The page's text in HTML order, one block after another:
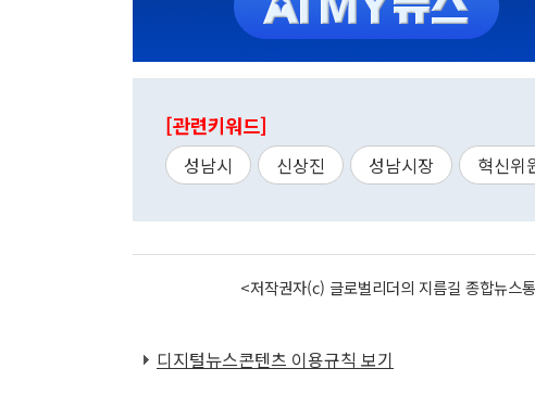
[관련키워드]
성남시 신상진 성남시장 혁신위
<저작권자(c) 글로벌리더의 지름길 종합뉴
디지털뉴스콘텐츠 이용규칙 보기